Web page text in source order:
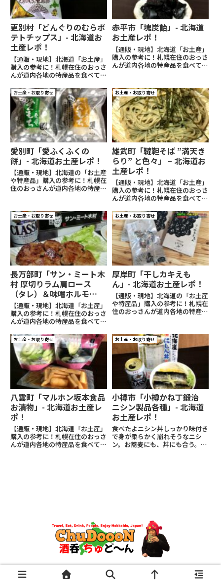
更別村「どんぐりのむらポ
テトチップス」- 北海道お
土産レポ！
【通販・現地】北海道「お土産」
購入の参考に！札幌在住のおっさ
んが道内各地の特産品を食べてレ
赤平市「塊炭飴」- 北海道
お土産レポ！
【通販・現地】北海道「お土産」
購入の参考に！札幌在住のおっさ
んが道内各地の特産品を食べてレ
お土産・お取り寄せ
愛別町「愛ふくふくの
餅」- 北海道お土産レポ！
【通販・現地】北海道の「お土産
や特産品」購入の参考に！札幌在
住のおっさんが道内各地の特産品
お土産・お取り寄せ
雄武町「韃靼そば ”満天き
らり” と色々」 – 北海道お
土産レポ！
【通販・現地】北海道「お土産」
購入の参考に！札幌在住のおっさ
んが道内各地の特産品を食べてレ
お土産・お取り寄せ
長万部町「サン・ミート木
村 厚切りラム肩ロース
（タレ）＆味噌ホルモ
ン」- 北海道お土産レポ！
【通販・現地】北海道「お土産」
購入の参考に！札幌在住のおっさ
んが道内各地の特産品を食べてレ
お土産・お取り寄せ
厚岸町「干しカキえも
ん」- 北海道お土産レポ！
【通販・現地】北海道の「お土産
や特産品」購入の参考に！札幌在
住のおっさんが道内各地の特産品
お土産・お取り寄せ
八雲町「マルホン坂本食品
お漬物」- 北海道お土産レ
ポ！
【通販・現地】北海道「お土産」
購入の参考に！札幌在住のおっさ
んが道内各地の特産品を食べてレ
お土産・お取り寄せ
小樽市「小樽かね丁鍛治
ニシン製品各種」- 北海道
お土産レポ！
食べたよニシン丼しっかり味付き
で身が柔らかく崩れそうなニシ
ン。お蕎麦にも、丼にも合う。甘
Privacy Policy